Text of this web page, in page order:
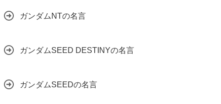
ガンダムNTの名言
ガンダムSEED DESTINYの名言
ガンダムSEEDの名言